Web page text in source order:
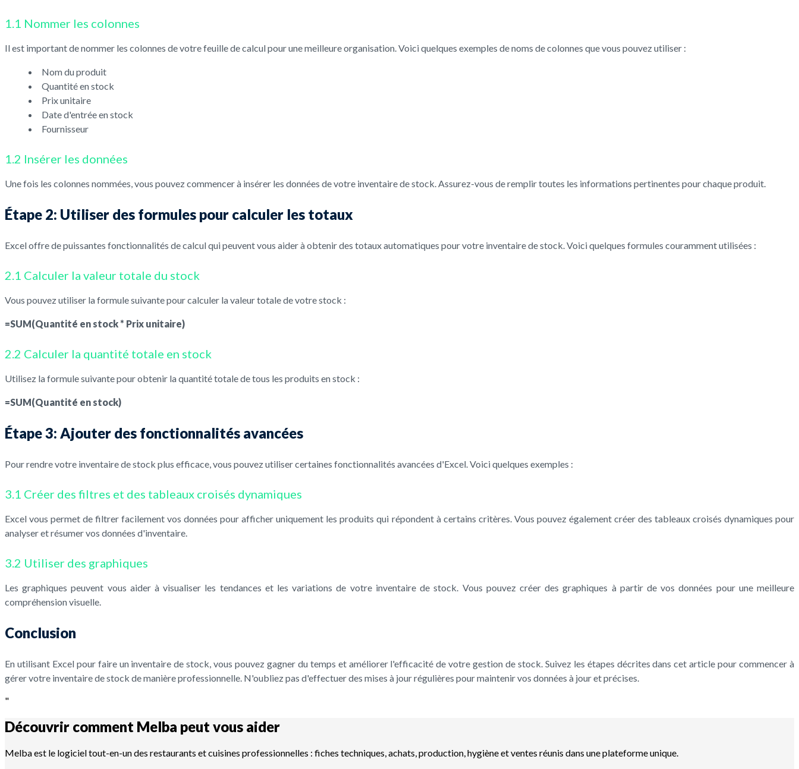
1.1 Nommer les colonnes
Il est important de nommer les colonnes de votre feuille de calcul pour une meilleure organisation. Voici quelques exemples de noms de colonnes que vous pouvez utiliser :
Nom du produit
Quantité en stock
Prix unitaire
Date d'entrée en stock
Fournisseur
1.2 Insérer les données
Une fois les colonnes nommées, vous pouvez commencer à insérer les données de votre inventaire de stock. Assurez-vous de remplir toutes les informations pertinentes pour chaque produit.
Étape 2: Utiliser des formules pour calculer les totaux
Excel offre de puissantes fonctionnalités de calcul qui peuvent vous aider à obtenir des totaux automatiques pour votre inventaire de stock. Voici quelques formules couramment utilisées :
2.1 Calculer la valeur totale du stock
Vous pouvez utiliser la formule suivante pour calculer la valeur totale de votre stock :
=SUM(Quantité en stock * Prix unitaire)
2.2 Calculer la quantité totale en stock
Utilisez la formule suivante pour obtenir la quantité totale de tous les produits en stock :
=SUM(Quantité en stock)
Étape 3: Ajouter des fonctionnalités avancées
Pour rendre votre inventaire de stock plus efficace, vous pouvez utiliser certaines fonctionnalités avancées d'Excel. Voici quelques exemples :
3.1 Créer des filtres et des tableaux croisés dynamiques
Excel vous permet de filtrer facilement vos données pour afficher uniquement les produits qui répondent à certains critères. Vous pouvez également créer des tableaux croisés dynamiques pour
analyser et résumer vos données d'inventaire.
3.2 Utiliser des graphiques
Les graphiques peuvent vous aider à visualiser les tendances et les variations de votre inventaire de stock. Vous pouvez créer des graphiques à partir de vos données pour une meilleure
compréhension visuelle.
Conclusion
En utilisant Excel pour faire un inventaire de stock, vous pouvez gagner du temps et améliorer l'efficacité de votre gestion de stock. Suivez les étapes décrites dans cet article pour commencer à
gérer votre inventaire de stock de manière professionnelle. N'oubliez pas d'effectuer des mises à jour régulières pour maintenir vos données à jour et précises.
"
Découvrir comment Melba peut vous aider
Melba est le logiciel tout-en-un des restaurants et cuisines professionnelles : fiches techniques, achats, production, hygiène et ventes réunis dans une plateforme unique.